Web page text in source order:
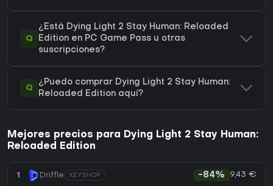
Q
¿Está Dying Light 2 Stay Human: Reloaded
Edition en PC Game Pass u otras
suscripciones?
Q
¿Puedo comprar Dying Light 2 Stay Human:
Reloaded Edition aquí?
Mejores precios para Dying Light 2 Stay Human:
Reloaded Edition
1 Driffle KEYSHOP -84% 9,43 €